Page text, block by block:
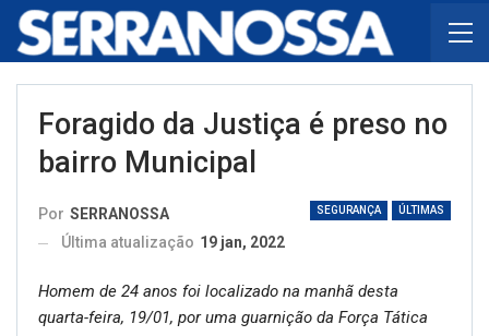
Foragido da Justiça é preso no
bairro Municipal
SEGURANÇA ÚLTIMAS
Por SERRANOSSA
Última atualização 19 jan, 2022
Homem de 24 anos foi localizado na manhã desta
quarta-feira, 19/01, por uma guarnição da Força Tática